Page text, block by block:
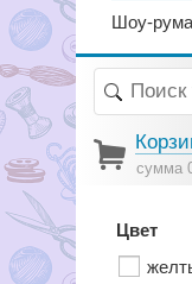
Шоу-рума
сумма
Цвет